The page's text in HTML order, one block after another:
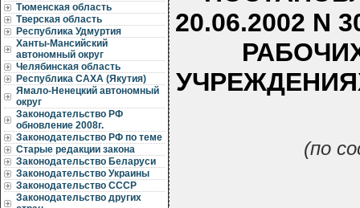
Тюменская область
Тверская область
Республика Удмуртия
Ханты-Мансийский
автономный округ
Челябинская область
Республика САХА (Якутия)
Ямало-Ненецкий автономный
округ
Законодательство РФ
обновление 2008г.
Законодательство РФ по теме
Старые редакции закона
Законодательство Беларуси
Законодательство Украины
Законодательство СССР
Законодательство других
20.06.2002
(по